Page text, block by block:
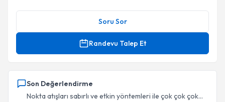
Soru Sor
Randevu Talep Et
Son Değerlendirme
Nokta atışları sabırlı ve etkin yöntemleri ile çok çok çok...